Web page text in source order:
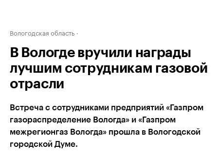
Вологодская область
В Вологде вручили награды
лучшим сотрудникам газовой
отрасли
Встреча с сотрудниками предприятий «Газпром
газораспределение Вологда» и «Газпром
межрегионгаз Вологда» прошла в Вологодской
городской Думе.